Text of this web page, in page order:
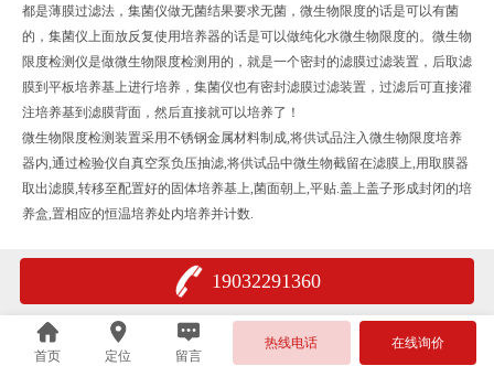
都是薄膜过滤法，集菌仪做无菌结果要求无菌，微生物限度的话是可以有菌
的，集菌仪上面放反复使用培养器的话是可以做纯化水微生物限度的。微生物
限度检测仪是做微生物限度检测用的，就是一个密封的滤膜过滤装置，后取滤
膜到平板培养基上进行培养，集菌仪也有密封滤膜过滤装置，过滤后可直接灌
注培养基到滤膜背面，然后直接就可以培养了！
微生物限度检测装置采用不锈钢金属材料制成,将供试品注入微生物限度培养
器内,通过检验仪自真空泵负压抽滤,将供试品中微生物截留在滤膜上,用取膜器
取出滤膜,转移至配置好的固体培养基上,菌面朝上,平贴.盖上盖子形成封闭的培
养盒,置相应的恒温培养处内培养并计数.
19032291360
首页 定位 留言
热线电话 在线询价